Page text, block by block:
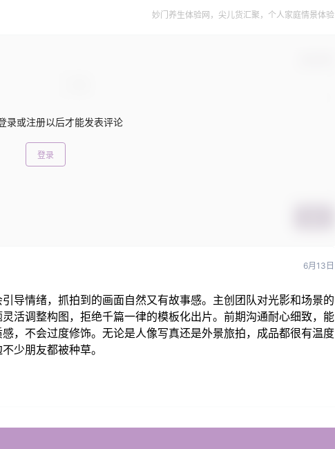
妙门养生体验网，尖儿货汇聚，个人家庭情景体验
录或注册以后才能发表评论
登录
6月13日
导情绪，抓拍到的画面自然又有故事感。主创团队对光影和场景的
活调整构图，拒绝千篇一律的模板化出片。前期沟通耐心细致，能
，不会过度修饰。无论是人像写真还是外景旅拍，成品都很有温度
少朋友都被种草。